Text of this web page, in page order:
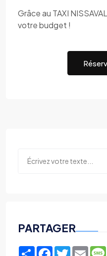
Grâce au TAXI
votre budget !
PARTAGER
ShareFacebook
TwitterEmail